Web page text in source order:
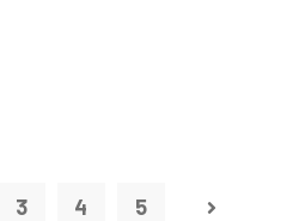
3 4 5